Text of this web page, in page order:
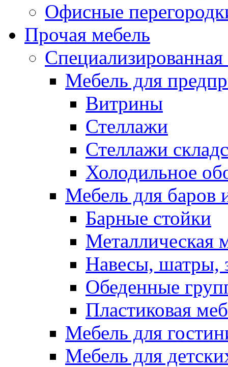
Офисные
Прочая мебель
Специализированная
Мебель для
Витрины
Стеллажи
Стеллажи
Холодильное
Мебель для баров
Барные стойки
Металлическая
Навесы, шатры,
Обеденные
Пластиковая
Мебель для
Мебель для